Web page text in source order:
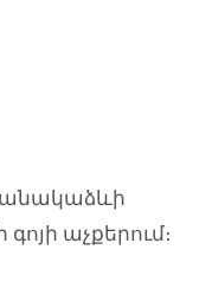
աչքերում։